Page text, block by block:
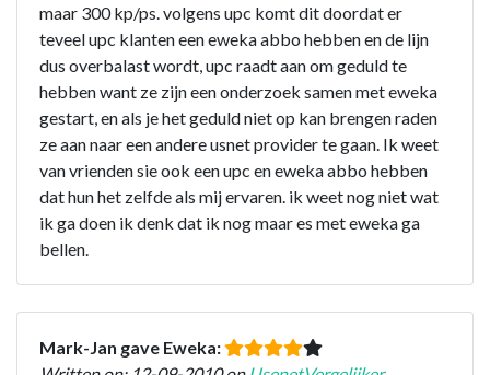
maar 300 kp/ps. volgens upc komt dit doordat er
teveel upc klanten een eweka abbo hebben en de lijn
dus overbalast wordt, upc raadt aan om geduld te
hebben want ze zijn een onderzoek samen met eweka
gestart, en als je het geduld niet op kan brengen raden
ze aan naar een andere usnet provider te gaan. Ik weet
van vrienden sie ook een upc en eweka abbo hebben
dat hun het zelfde als mij ervaren. ik weet nog niet wat
ik ga doen ik denk dat ik nog maar es met eweka ga
bellen.
Mark-Jan gave Eweka: